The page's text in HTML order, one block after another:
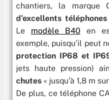
chantiers, la marque
d’excellents
Le modèle B40 en
exemple, puisqu’il peut
protection IP68 et
jets haute pression)
chutes « jusqu’à 1,8 m
De plus, ce téléphone